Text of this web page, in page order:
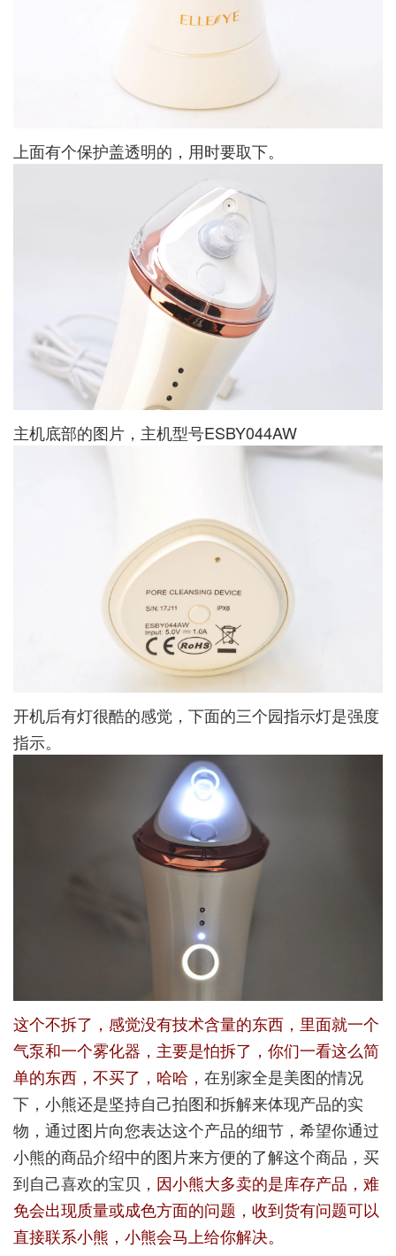
上面有个保护盖透明的，用时要取下。
主机底部的图片，主机型号ESBY044AW
开机后有灯很酷的感觉，下面的三个园指示灯是强度
指示。
这个不拆了，感觉没有技术含量的东西，里面就一个
气泵和一个雾化器，主要是怕拆了，你们一看这么简
单的东西，不买了，哈哈， 在别家全是美图的情况
下，小熊还是坚持自己拍图和拆解来体现产品的实
物，通过图片向您表达这个产品的细节，希望你通过
小熊的商品介绍中的图片来方便的了解这个商品，买
到自己喜欢的宝贝， 因小熊大多卖的是库存产品，难
免会出现质量或成色方面的问题，收到货有问题可以
直接联系小熊，小熊会马上给你解决。